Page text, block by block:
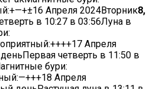
+—+±16 Апреля 2024Вторник8,
в 10:27 в 03:56Луна в
++++17 Апреля
четверть в 11:50 в
бури:
—+++18 Апреля